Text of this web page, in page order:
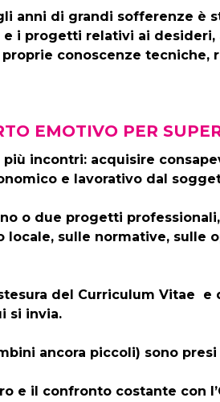
anni di grandi sofferenze è
i progetti relativi ai
conoscenze tecniche,
EMOTIVO PER
incontri: acquisire
e lavorativo dal
o due progetti
sulle normative, sulle
del Curriculum Vitae
si invia.
ancora piccoli) sono
e il confronto costante con